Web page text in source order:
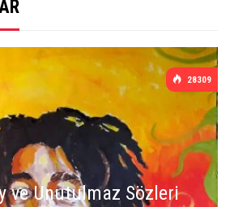
28309
ve Unutulmaz Sözleri